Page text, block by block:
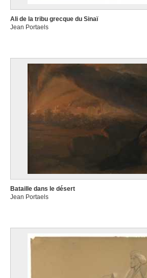
Ali de la tribu grecque du Sinaï
Jean Portaels
Bataille dans le désert
Jean Portaels